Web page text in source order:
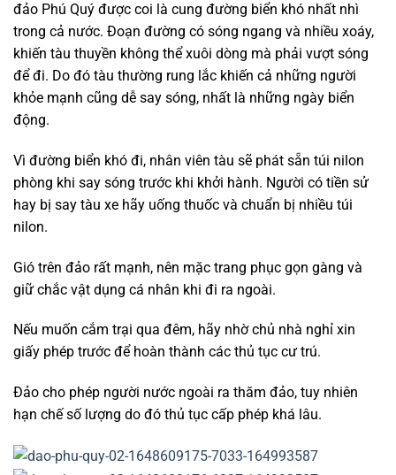
đảo Phú Quý được coi là cung đường biển khó nhất nhì
trong cả nước. Đoạn đường có sóng ngang và nhiều xoáy,
khiến tàu thuyền không thể xuôi dòng mà phải vượt sóng
để đi. Do đó tàu thường rung lắc khiến cả những người
khỏe mạnh cũng dễ say sóng, nhất là những ngày biển
động.
Vì đường biển khó đi, nhân viên tàu sẽ phát sẵn túi nilon
phòng khi say sóng trước khi khởi hành. Người có tiền sử
hay bị say tàu xe hãy uống thuốc và chuẩn bị nhiều túi
nilon.
Gió trên đảo rất mạnh, nên mặc trang phục gọn gàng và
giữ chắc vật dụng cá nhân khi đi ra ngoài.
Nếu muốn cắm trại qua đêm, hãy nhờ chủ nhà nghỉ xin
giấy phép trước để hoàn thành các thủ tục cư trú.
Đảo cho phép người nước ngoài ra thăm đảo, tuy nhiên
hạn chế số lượng do đó thủ tục cấp phép khá lâu.